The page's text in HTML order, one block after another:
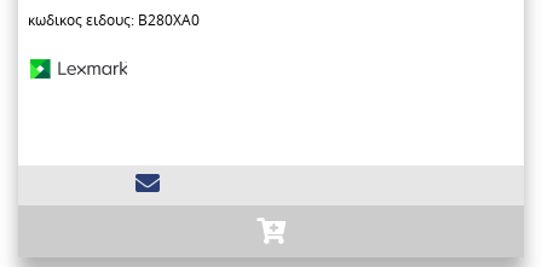
κωδικος ειδους: B280XA0